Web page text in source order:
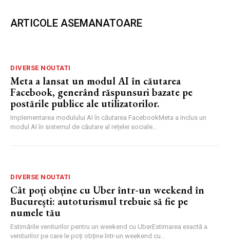
ARTICOLE ASEMANATOARE
DIVERSE NOUTATI
Meta a lansat un modul AI în căutarea
Facebook, generând răspunsuri bazate pe
postările publice ale utilizatorilor.
Implementarea modulului AI în căutarea FacebookMeta a inclus un
modul AI în sistemul de căutare al rețelei sociale...
DIVERSE NOUTATI
Cât poți obține cu Uber într-un weekend în
București: autoturismul trebuie să fie pe
numele tău
Estimările veniturilor pentru un weekend cu UberEstimarea exactă a
veniturilor pe care le poți obține într-un weekend cu...